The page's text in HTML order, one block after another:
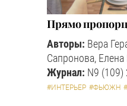
Прямо
Авторы: Вера
Сапронова, Елена
Журнал: N9 (109)
#ИНТЕРЬЕР #ФЬЮЖН